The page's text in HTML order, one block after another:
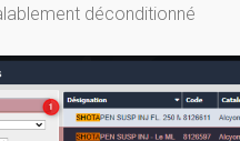
déconditionné